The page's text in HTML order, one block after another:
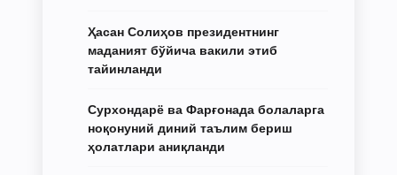
Ҳасан Солиҳов президентнинг
маданият бўйича вакили этиб
тайинланди
Сурхондарё ва Фарғонада болаларга
ноқонуний диний таълим бериш
ҳолатлари аниқланди